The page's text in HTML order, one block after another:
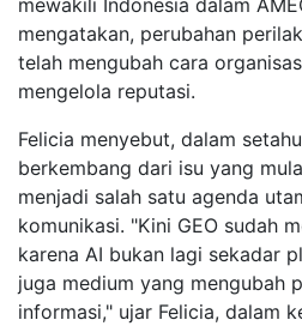
mewakili Indonesia dalam
mengatakan, perubahan
telah mengubah cara
mengelola reputasi.
Felicia menyebut, dalam
berkembang dari isu yang
menjadi salah satu agenda
komunikasi. "Kini GEO sudah
karena AI bukan lagi sekadar
juga medium yang mengubah
informasi," ujar Felicia, dalam